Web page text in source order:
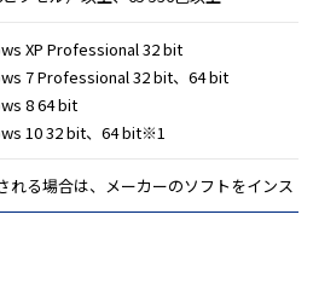
XP Professional 32 bit
7 Professional 32 bit、64 bit
8 64 bit
10 32 bit、64 bit※1
れる場合は、メーカーのソフトをインス